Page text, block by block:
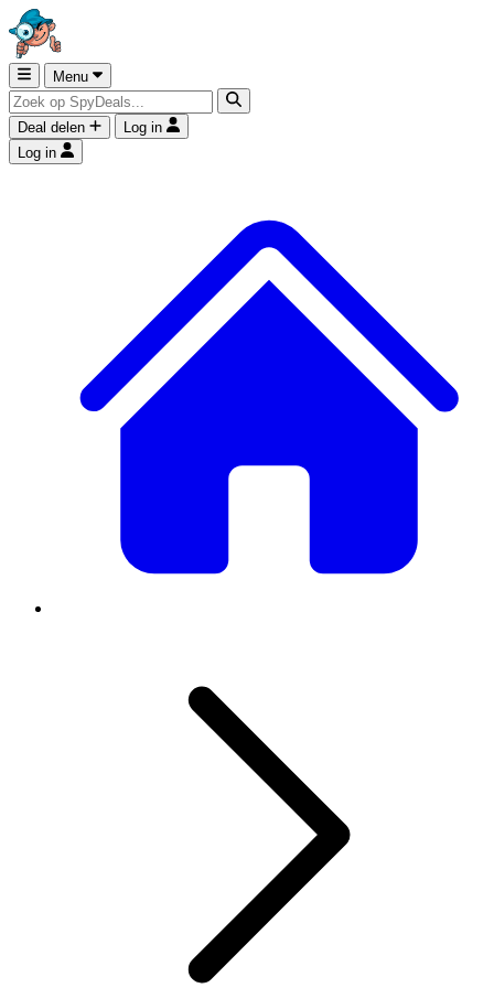
Menu
Deal delen
Log in
Log in